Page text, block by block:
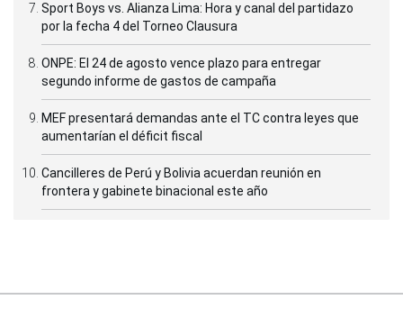
Sport Boys vs. Alianza Lima: Hora y canal del partidazo
por la fecha 4 del Torneo Clausura
ONPE: El 24 de agosto vence plazo para entregar
segundo informe de gastos de campaña
MEF presentará demandas ante el TC contra leyes que
aumentarían el déficit fiscal
Cancilleres de Perú y Bolivia acuerdan reunión en
frontera y gabinete binacional este año